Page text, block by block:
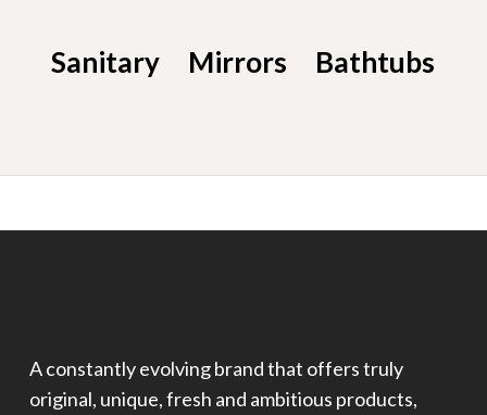
Sanitary Mirrors Bathtubs
A constantly evolving brand that offers truly
original, unique, fresh and ambitious products,